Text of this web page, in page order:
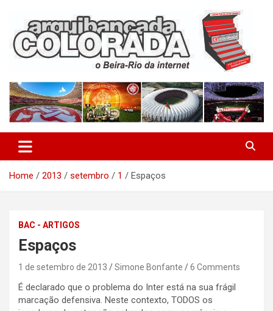
content
Arquibancada Colorada
Home 2013 setembro 1 Espaços
BAC - ARTIGOS
Espaços
1 de setembro de 2013 Simone Bonfante 6 Comments
É declarado que o problema do Inter está na sua frágil
marcação defensiva. Neste contexto, TODOS os